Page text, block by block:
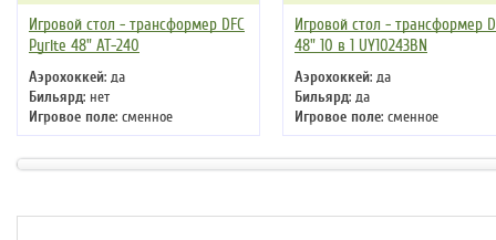
Игровой стол - трансформер DFC
Pyrite 48" AT-240
Аэрохоккей: да
Бильярд: нет
Игровое поле: сменное
Количество игр: 4
Материал столешницы: МДФ
Соккер: нет
Игровой стол - трансформер
48" 10 в 1 UY10243BN
Аэрохоккей: да
Бильярд: да
Игровое поле: сменное
Количество игр: 10
Материал столешницы: МДФ/
бархат